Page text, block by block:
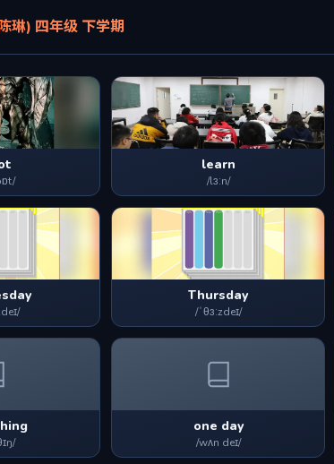
琳) 四年级 下学期
learn
/lɜːn/
Thursday
/ˈθɜːzdeɪ/
one day
/wʌn deɪ/